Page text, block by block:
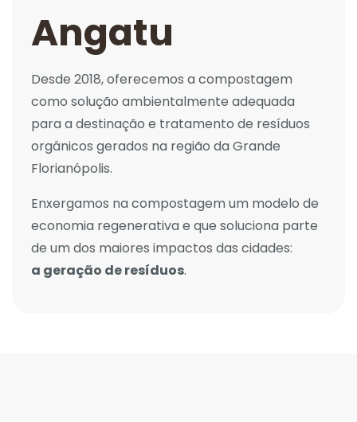
Angatu
Desde 2018, oferecemos a compostagem
como solução ambientalmente adequada
para a destinação e tratamento de resíduos
orgânicos gerados na região da Grande
Florianópolis.
Enxergamos na compostagem um modelo de
economia regenerativa e que soluciona parte
de um dos maiores impactos das cidades:
a geração de resíduos.